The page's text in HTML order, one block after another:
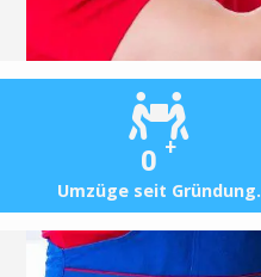
0 +
Umzüge seit Gründung.